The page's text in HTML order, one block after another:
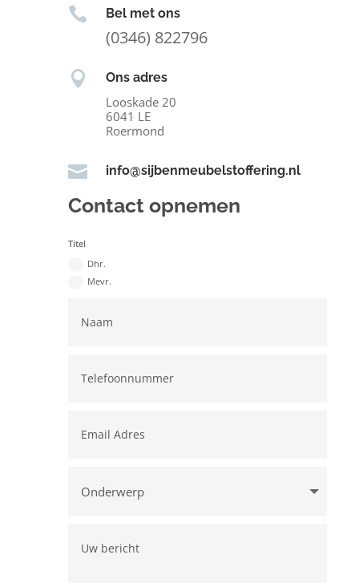
 Bel met ons
(0346) 822796
 Ons adres
Looskade 20
6041 LE
Roermond
 info@sijbenmeubelstoffering.nl
Contact opnemen
Titel
Dhr.
Mevr.